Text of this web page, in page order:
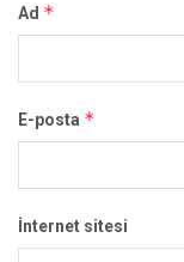
Ad *
E-posta *
İnternet sitesi